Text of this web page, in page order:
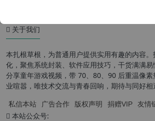
关于我们
本扎根草根，为普通用户提供实用有趣的内容
化，聚焦系统封装、软件应用技巧，干货满满
分享童年游戏视频，带 70、80、90 后重温像
业喧嚣，唯技术交流与青春回响，期待与同好相
私信本站 广告合作 版权声明 捐赠VIP 友情
本站公众号: